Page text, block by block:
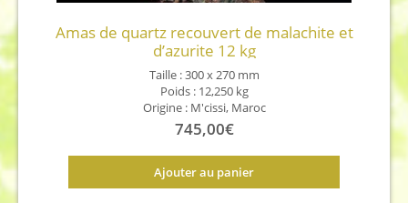
Amas de quartz recouvert de malachite et
d’azurite 12 kg
Taille : 300 x 270 mm
Poids : 12,250 kg
Origine : M'cissi, Maroc
745,00€
Ajouter au panier